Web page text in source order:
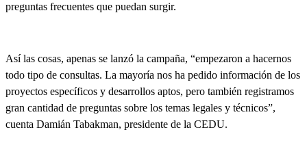
preguntas frecuentes que puedan surgir.
Así las cosas, apenas se lanzó la campaña, “empezaron a hacernos
todo tipo de consultas. La mayoría nos ha pedido información de los
proyectos específicos y desarrollos aptos, pero también registramos
gran cantidad de preguntas sobre los temas legales y técnicos”,
cuenta Damián Tabakman, presidente de la CEDU.